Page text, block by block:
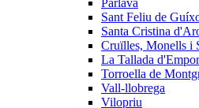
Parlavà
Sant Feliu de
Santa Cristina
Cruïlles, Monells i
La Tallada
Torroella de
Vall-llobrega
Vilopriu